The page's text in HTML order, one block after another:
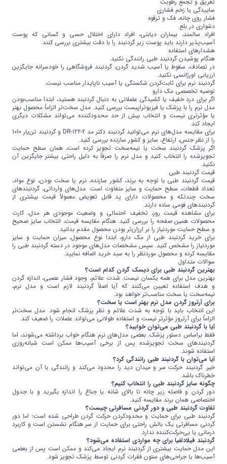
ساییدگی یا زخم فشاری
فشار روی چانه، فک و ترقوه
دشواری در بلع
افراد سالمند، بیماران دیابتی، افراد دارای اختلال حسی و کسانی که پوست
آسیب‌پذیر دارند باید پوست زیر گردنبند را با دقت بیشتری بررسی کنند.
هشدارهای استفاده
هنگام پوشیدن گردنبند طبی رانندگی نکنید.
در تصادف، سقوط یا آسیب شدید گردن، گردنبند فروشگاهی را خودسرانه جایگزین
ارزیابی اورژانسی نکنید.
گردنبند نرم برای ثابت‌کردن شکستگی یا آسیب ناپایدار مناسب نیست.
توصیه تخصصی مک دارو
اگر برای درد خفیف یا کشیدگی عضلانی به دنبال گردنبند هستید، ابتدا مناسب‌بودن
مدل نرم را با پزشک یا فیزیوتراپیست بررسی کنید. مدل سخت‌تر الزاماً محصول بهتر
یا مؤثرتری نیست و انتخاب بیش از حد محدودکننده می‌تواند مشکلات دیگری
ایجاد کند.
برای مقایسه مدل‌های نرم می‌توانید گردنبند دکتر مد DR-122-2 و گردنبند تن‌یار 1010
را از نظر جنس، ارتفاع، سایز و کشور سازنده بررسی کنید.
اگر پزشک گردنبند سخت یا نیمه‌سخت تجویز کرده است، همان سطح حمایت
تجویزشده را انتخاب کنید و مدل نرم را صرفاً به دلیل راحتی بیشتر جایگزین آن
نکنید.
قیمت گردنبند طبی
قیمت گردنبند طبی با توجه به برند، کشور سازنده، نرم یا سخت بودن، نوع مواد،
تعداد قطعات، سطح حمایت و سایز متفاوت است. مدل‌های وارداتی، گردنبندهای
سخت چندتکه و محصولات دارای پد قابل تعویض معمولاً قیمت بیشتری از
گردنبندهای فومی ساده دارند.
برای مشاهده قیمت روز، تخفیف احتمالی و وضعیت موجودی هر مدل، کارت
محصولات همین صفحه را بررسی کنید. هنگام مقایسه قیمت، انتخاب سایز صحیح
و سطح حمایت موردنیاز را بر ارزان‌تر بودن محصول مقدم بدانید.
برای خرید گردنبند طبی از مک دارو، ابتدا نوع محصول، میزان حمایت و سایز
موردنیاز را مشخص کنید. سپس مشخصات مدل‌های موجود در دسته گردنبند طبی را
مقایسه کرده و محصول موردنظر را به سبد خرید اضافه نمایید.
سوالات متداول
بهترین گردنبند طبی برای دیسک گردن کدام است؟
بهترین مدل برای همه یکسان نیست. شدت علائم، وجود فشار عصبی، اندازه گردن
و هدف استفاده تعیین می‌کنند که آیا اصلاً گردنبند لازم است و مدل نرم،
نیمه‌سخت یا سخت مناسب‌تر خواهد بود.
برای آرتروز گردن مدل نرم بهتر است یا سخت؟
این انتخاب باید با توجه به شدت علائم و نظر پزشک انجام شود. مدل سخت‌تر
الزاماً برای آرتروز مؤثرتر نیست و استفاده طولانی می‌تواند عضلات را ضعیف کند.
آیا با گردنبند طبی می‌توان خوابید؟
فقط براساس دستور پزشک. بعضی مدل‌های نرم هنگام خواب برداشته می‌شوند، اما
گردنبندهای سخت تجویزشده پس از برخی آسیب‌ها ممکن است شبانه‌روزی
استفاده شوند.
آیا می‌توان با گردنبند طبی رانندگی کرد؟
خیر. گردنبند حرکت سر و میدان دید را محدود می‌کند و رانندگی با آن می‌تواند
خطرناک باشد.
چگونه سایز گردنبند طبی را انتخاب کنیم؟
دور گردن و فاصله زیر چانه تا بالای شانه یا جناغ را اندازه بگیرید و با جدول
اختصاصی همان برند مقایسه کنید.
تفاوت گردنبند طبی و دور گردنی مسافرتی چیست؟
گردنبند طبی برای حمایت و محدودکردن حرکت گردن طراحی شده است؛ اما دور
گردنی مسافرتی یک بالش راحتی برای حمایت از سر هنگام نشستن است و کاربرد
درمانی یا بی‌حرکت‌کننده ندارد.
گردنبند فیلادلفیا برای چه مواردی استفاده می‌شود؟
این مدل حمایت بیشتری از گردنبند نرم ایجاد می‌کند و ممکن است پس از بعضی
آسیب‌ها یا جراحی‌های ستون فقرات گردنی توسط پزشک تجویز شود.